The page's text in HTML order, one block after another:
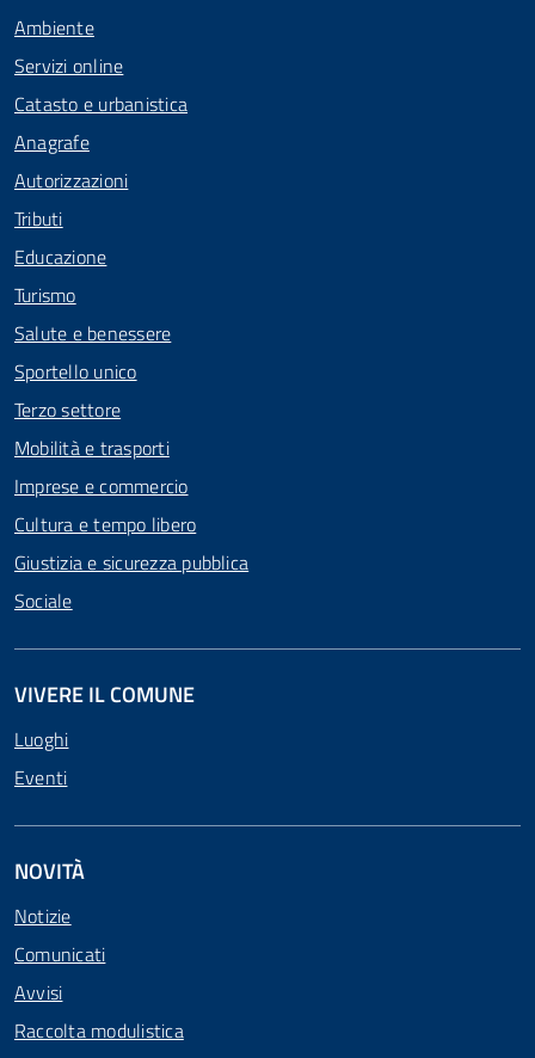
Ambiente
Servizi online
Catasto e urbanistica
Anagrafe
Autorizzazioni
Tributi
Educazione
Turismo
Salute e benessere
Sportello unico
Terzo settore
Mobilità e trasporti
Imprese e commercio
Cultura e tempo libero
Giustizia e sicurezza pubblica
Sociale
VIVERE IL COMUNE
Luoghi
Eventi
NOVITÀ
Notizie
Comunicati
Avvisi
Raccolta modulistica